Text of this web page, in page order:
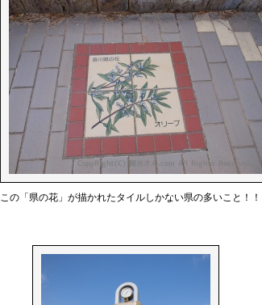
この「県の花」が描かれたタイルしかない県の多いこと！！